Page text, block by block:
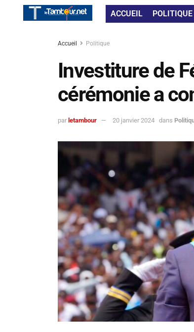
ACCUEIL POLITIQUE
Accueil Politique
Investiture de
cérémonie a
par letambour 20 janvier 2024 dans